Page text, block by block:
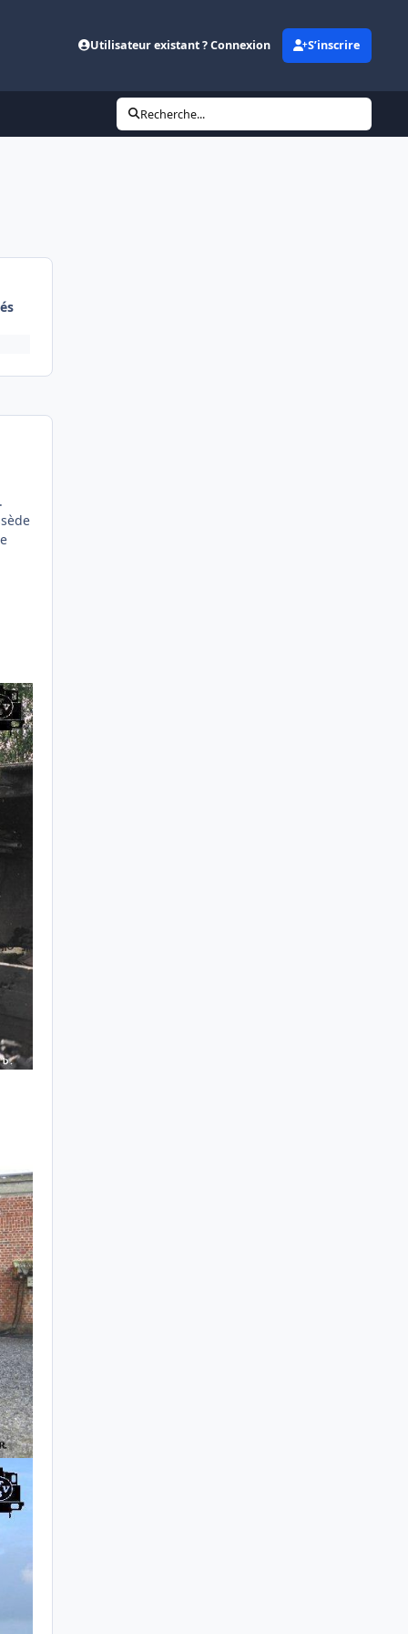
Utilisateur existant ? Connexion S’inscrire
Recherche...